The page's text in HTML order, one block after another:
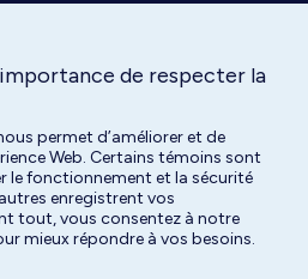
de respecter la
permet d’améliorer et de
Web. Certains témoins sont
le fonctionnement et la sécurité
enregistrent vos
tout, vous consentez à notre
mieux répondre à vos besoins.